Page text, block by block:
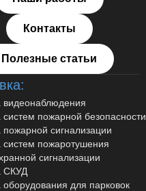
Контакты
Полезные статьи
видеонаблюдения
систем пожарной безопасности
пожарной сигнализации
систем пожаротушения
сигнализации
СКУД
оборудования для парковок